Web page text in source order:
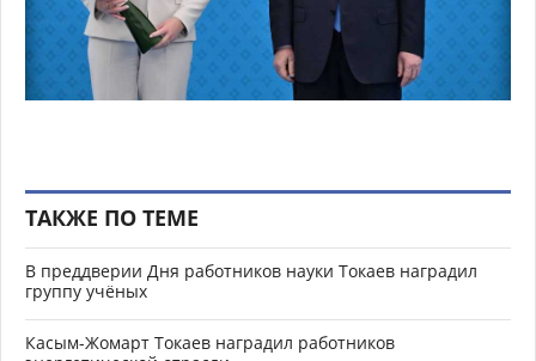
ТАКЖЕ ПО ТЕМЕ
В преддверии Дня работников науки Токаев наградил
группу учёных
Касым-Жомарт Токаев наградил работников